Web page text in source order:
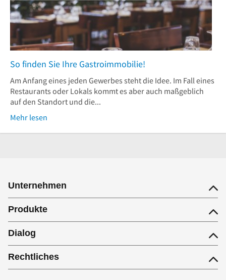
So finden Sie Ihre Gastroimmobilie!
Am Anfang eines jeden Gewerbes steht die Idee. Im Fall eines
Restaurants oder Lokals kommt es aber auch maßgeblich
auf den Standort und die...
Mehr lesen
Unternehmen
Produkte
Dialog
Rechtliches